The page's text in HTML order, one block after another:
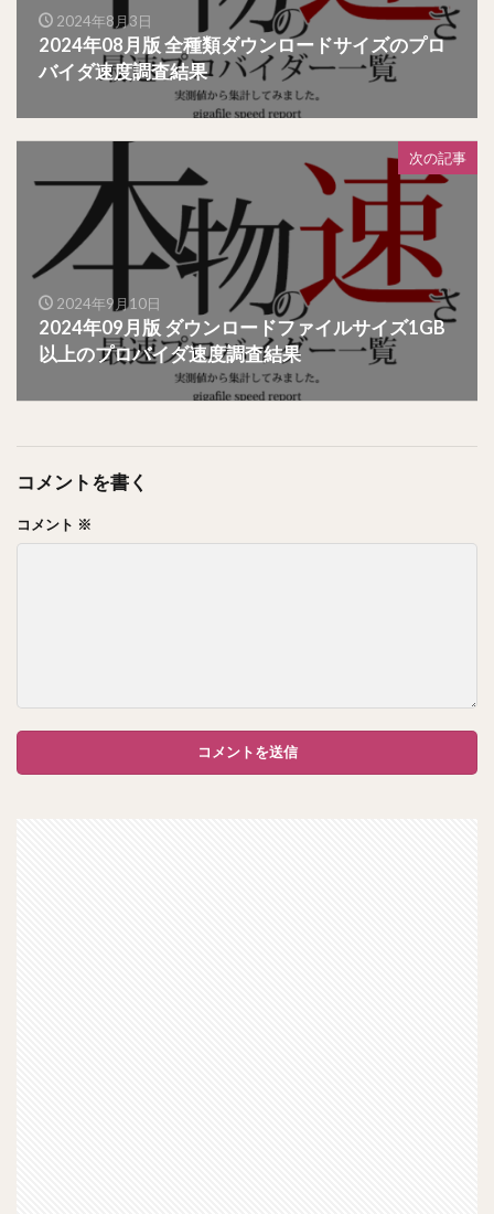
2024年8月3日
2024年08月版 全種類ダウンロードサイズのプロ
バイダ速度調査結果
次の記事
2024年9月10日
2024年09月版 ダウンロードファイルサイズ1GB
以上のプロバイダ速度調査結果
コメントを書く
コメント ※